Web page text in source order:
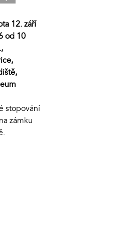
12. září
od 10
stopování
zámku